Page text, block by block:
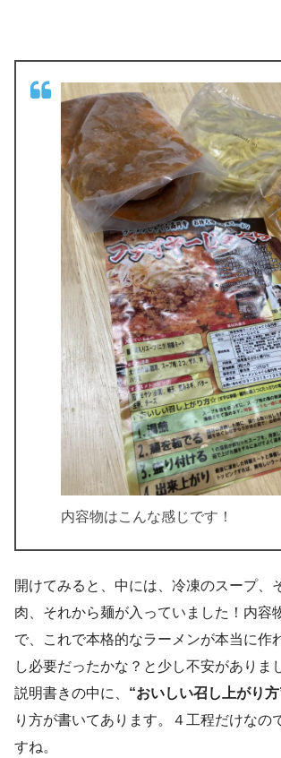
内容物はこんな感じです！
開けてみると、中には、冷凍のスープ、
肉、それから麺が入っていました！内容
で、これで本格的なラーメンが本当に作
し必要だったかな？と少し不安がありま
説明書きの中に、 “おいしい召し上がり方
り方が書いてあります。４工程だけなの
すね。